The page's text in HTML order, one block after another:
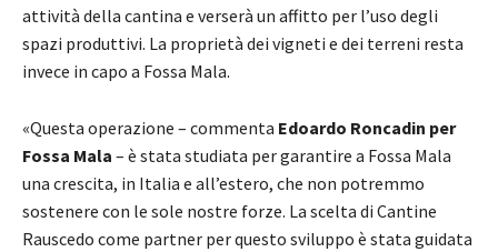
attività della cantina e verserà un affitto per l’uso degli
spazi produttivi. La proprietà dei vigneti e dei terreni resta
invece in capo a Fossa Mala.
«Questa operazione – commenta Edoardo Roncadin per
Fossa Mala – è stata studiata per garantire a Fossa Mala
una crescita, in Italia e all’estero, che non potremmo
sostenere con le sole nostre forze. La scelta di Cantine
Rauscedo come partner per questo sviluppo è stata guidata